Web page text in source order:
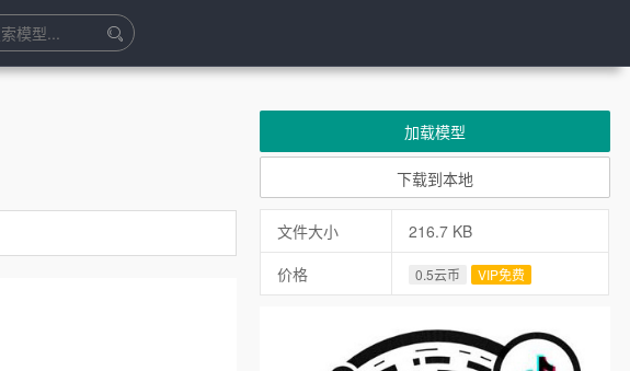
加载模型
下载到本地
文件大小
216.7 KB
价格
0.5云币 VIP免费